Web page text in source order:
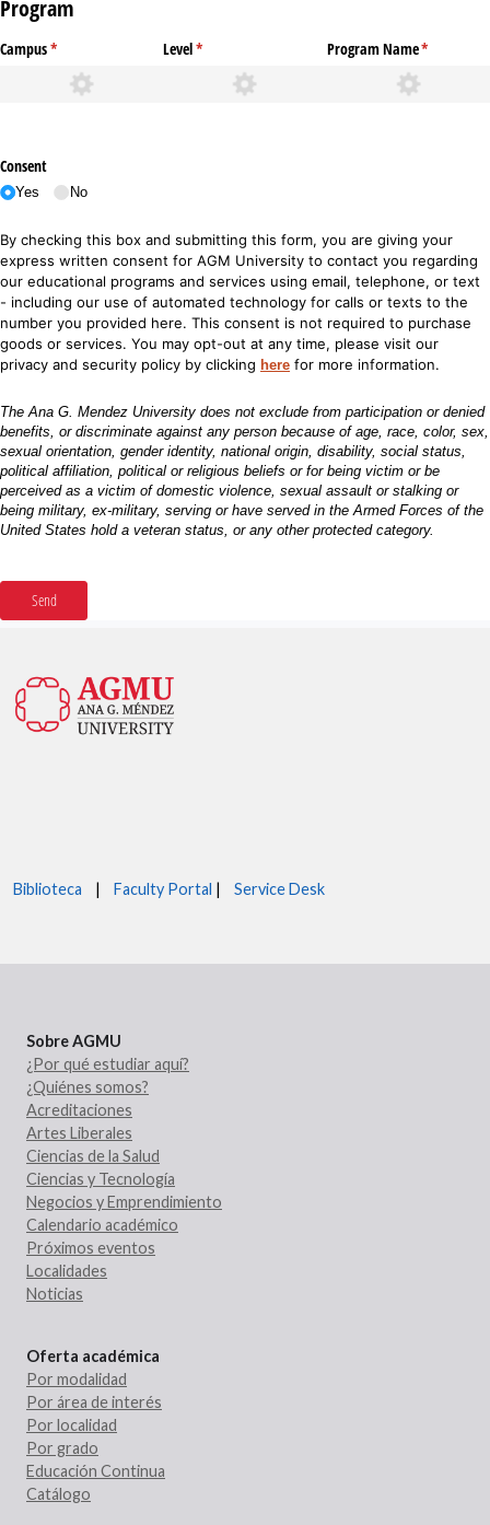
Biblioteca | Faculty Portal | Service Desk
Sobre AGMU
¿Por qué estudiar aquí?
¿Quiénes somos?
Acreditaciones
Artes Liberales
Ciencias de la Salud
Ciencias y Tecnología
Negocios y Emprendimiento
Calendario académico
Próximos eventos
Localidades
Noticias
Oferta académica
Por modalidad
Por área de interés
Por localidad
Por grado
Educación Continua
Catálogo